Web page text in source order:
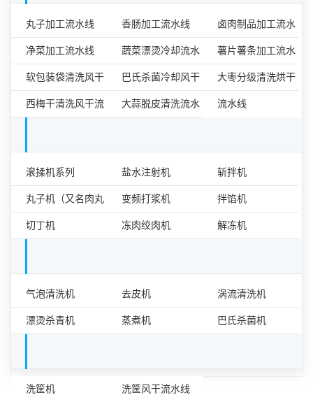
食品加工流水线
丸子加工流水线 香肠加工流水线 卤肉制品加工流水
线
净菜加工流水线 蔬菜漂烫冷却流水
线
薯片薯条加工流水
线
软包装袋清洗风干
流水线
巴氏杀菌冷却风干
流水线
大枣分级清洗烘干
流水线
西梅干清洗风干流 大蒜脱皮清洗流水
肉类食品加工设备单机
滚揉机系列 盐水注射机 斩拌机
丸子机（又名肉丸
成型机）
变频打浆机 拌馅机
切丁机 冻肉绞肉机 解冻机
果蔬加工设备单机
气泡清洗机 去皮机 涡流清洗机
漂烫杀青机 蒸煮机 巴氏杀菌机
容器清洗设备
洗筐机 洗筐风干流水线